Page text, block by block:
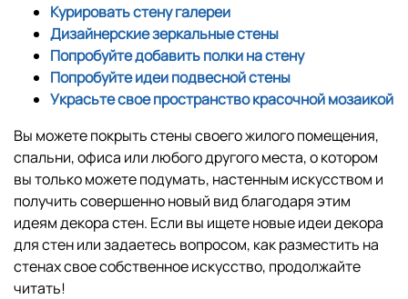
Курировать стену галереи
Дизайнерские зеркальные стены
Попробуйте добавить полки на стену
Попробуйте идеи подвесной стены
Украсьте свое пространство красочной мозаикой
Вы можете покрыть стены своего жилого помещения,
спальни, офиса или любого другого места, о котором
вы только можете подумать, настенным искусством и
получить совершенно новый вид благодаря этим
идеям декора стен. Если вы ищете новые идеи декора
для стен или задаетесь вопросом, как разместить на
стенах свое собственное искусство, продолжайте
читать!